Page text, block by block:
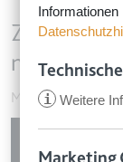
i Weitere
Zustellung
machen
Mieterhöhung &
Image